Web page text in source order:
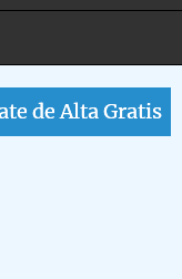
de Alta Gratis